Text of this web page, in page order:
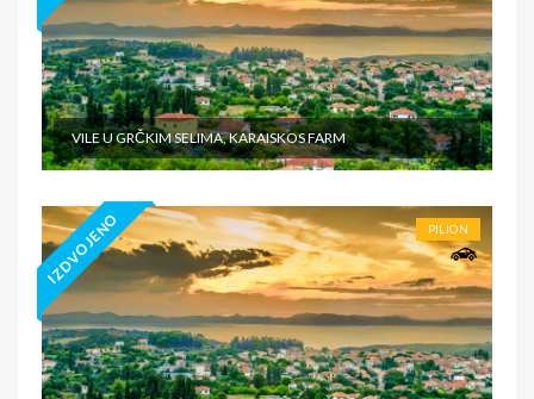
VILE U GRČKIM SELIMA, KARAISKOS FARM
IZDVOJENO PILION